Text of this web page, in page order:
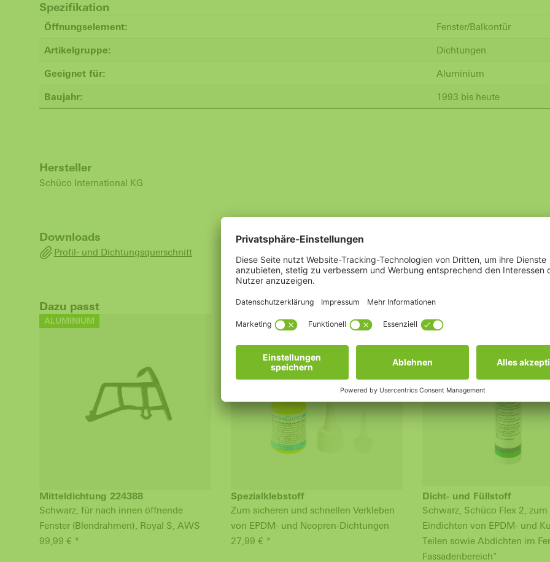
Spezifikation
Öffnungselement: Fenster/Balkontür
Artikelgruppe: Dichtungen
Geeignet für: Aluminium
Baujahr: 1993 bis heute
Hersteller
Schüco International KG
Downloads
Profil- und Dichtungsquerschnitt
Dazu passt
ALUMINIUM
Mitteldichtung 224388
Schwarz, für nach innen öffnende
Fenster (Blendrahmen), Royal S, AWS
99,99 € *
ALUMINIUM
Spezialklebstoff
Zum sicheren und schnellen Verkleben
von EPDM- und Neopren-Dichtungen
27,99 € *
ALUMINIUM
Dicht- und Füllstoff
Schwarz, Schüco Flex 2, zum
Eindichten von EPDM- und
Teilen sowie Abdichten im
Fassadenbereich"